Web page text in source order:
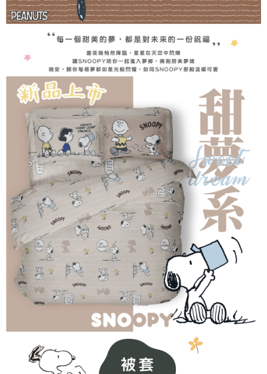
【注意事項】
１．透過由恩沛科技股份有限公司提供之「AFTEE先享後付」服務完成之交
易，需依本服務之必要範圍內提供個人資料，並將交易相關給付款項請求債
權轉讓予恩沛科技股份有限公司。
２．關於個人資料處理事宜，請瀏覽以下網址：
https://aftee.tw/terms/#terms3
３．未成年的使用者請事先徵得法定代理人或監護人之同意方可使用
「AFTEE先享後付」，若未經同意申辦者引起之損失，本公司不負相關責
任。
４．使用「AFTEE先享後付」時，將依據個別帳號之用戶狀況，依本公司即
時審查核予不同之上限額度；若仍有額度不足之情形，本公司將視審查結果
請求用戶進行身份認證。
５．嚴禁一人註冊多個帳號或使用他人資訊註冊。若發現惡意使用之情形，
恩沛科技股份有限公司將有權停止該用戶之使用額度並採取法律行動。